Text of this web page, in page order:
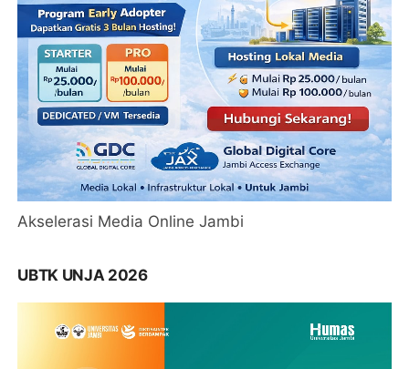
Akselerasi Media Online Jambi
UBTK UNJA 2026